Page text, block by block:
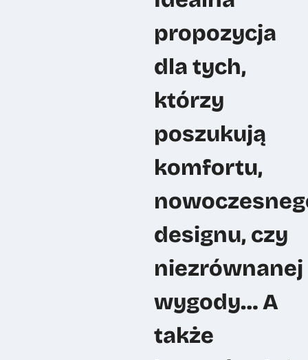
propozycja
dla tych,
którzy
poszukują
komfortu,
designu, czy
niezrównanej
wygody… A
także